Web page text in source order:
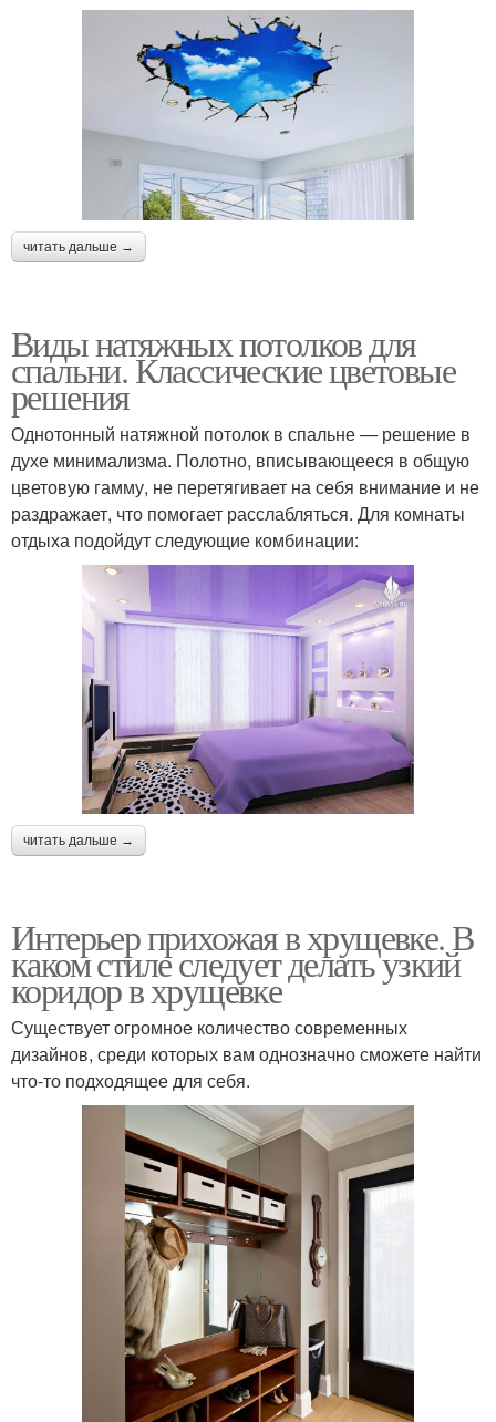
читать дальше →
Виды натяжных потолков для
спальни. Классические цветовые
решения
Однотонный натяжной потолок в спальне — решение в
духе минимализма. Полотно, вписывающееся в общую
цветовую гамму, не перетягивает на себя внимание и не
раздражает, что помогает расслабляться. Для комнаты
отдыха подойдут следующие комбинации:
читать дальше →
Интерьер прихожая в хрущевке. В
каком стиле следует делать узкий
коридор в хрущевке
Существует огромное количество современных
дизайнов, среди которых вам однозначно сможете найти
что-то подходящее для себя.